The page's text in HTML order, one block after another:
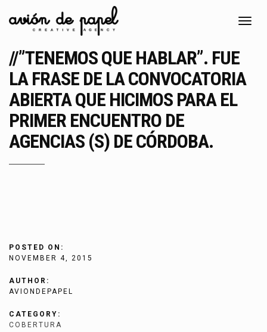
//”TENEMOS QUE HABLAR”. FUE
LA FRASE DE LA CONVOCATORIA
ABIERTA QUE HICIMOS PARA EL
PRIMER ENCUENTRO DE
AGENCIAS (S) DE CÓRDOBA.
POSTED ON:
NOVEMBER 4, 2015
AUTHOR:
AVIONDEPAPEL
CATEGORY:
COBERTURA